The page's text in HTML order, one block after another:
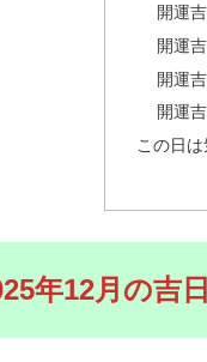
開運
開運
開運
開運
この日
年12月の吉